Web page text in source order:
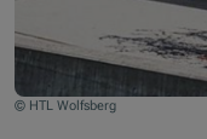
© HTL Wolfsberg